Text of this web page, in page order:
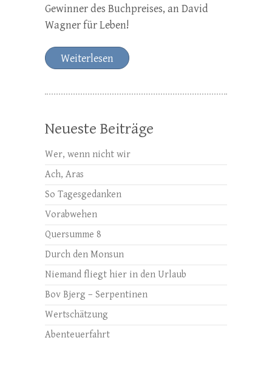
Gewinner des Buchpreises, an David
Wagner für Leben!
Weiterlesen
Neueste Beiträge
Wer, wenn nicht wir
Ach, Aras
So Tagesgedanken
Vorabwehen
Quersumme 8
Durch den Monsun
Niemand fliegt hier in den Urlaub
Bov Bjerg – Serpentinen
Wertschätzung
Abenteuerfahrt